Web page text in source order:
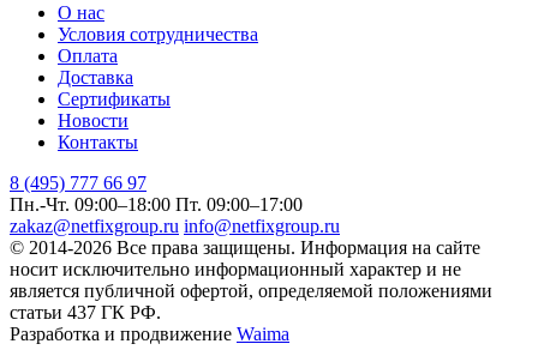
О нас
Условия сотрудничества
Оплата
Доставка
Сертификаты
Новости
Контакты
8 (495) 777 66 97
Пн.-Чт. 09:00–18:00 Пт. 09:00–17:00
zakaz@netfixgroup.ru info@netfixgroup.ru
© 2014-2026 Все права защищены. Информация на сайте
носит исключительно информационный характер и не
является публичной офертой, определяемой положениями
статьи 437 ГК РФ.
Разработка и продвижение Waima